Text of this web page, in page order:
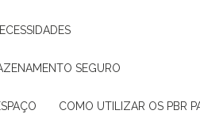
SEGURO
COMO UTILIZAR OS PBR